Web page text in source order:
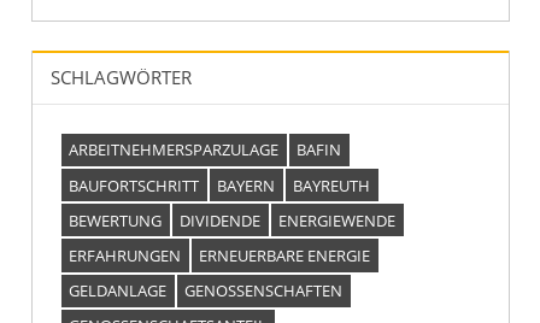
SCHLAGWÖRTER
ARBEITNEHMERSPARZULAGE
BAFIN
BAUFORTSCHRITT
BAYERN
BAYREUTH
BEWERTUNG
DIVIDENDE
ENERGIEWENDE
ERFAHRUNGEN
ERNEUERBARE ENERGIE
GELDANLAGE
GENOSSENSCHAFTEN